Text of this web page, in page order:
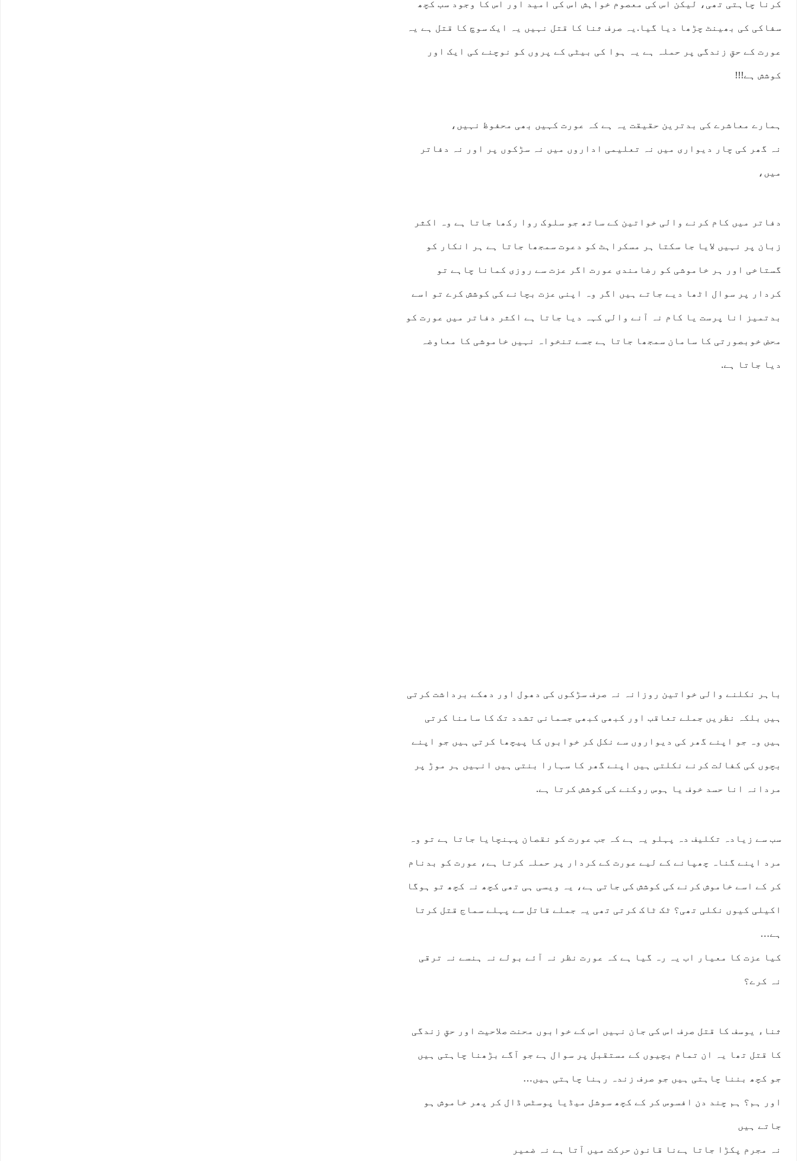
کرنا چاہتی تھی، لیکن اس کی معصوم خواہش اس کی امید اور اس کا وجود سب کچھ
سفاکی کی بھینٹ چڑھا دیا گیا.یہ صرف ثنا کا قتل نہیں یہ ایک سوچ کا قتل ہے یہ
عورت کے حقِ زندگی پر حملہ ہے یہ ہوا کی بیٹی کے پروں کو نوچنے کی ایک اور
کوشش ہے!!!
ہمارے معاشرے کی بدترین حقیقت یہ ہے کہ عورت کہیں بھی محفوظ نہیں،
نہ گھر کی چار دیواری میں نہ تعلیمی اداروں میں نہ سڑکوں پر اور نہ دفاتر
میں،
دفاتر میں کام کرنے والی خواتین کے ساتھ جو سلوک روا رکھا جاتا ہے وہ اکثر
زبان پر نہیں لایا جا سکتا ہر مسکراہٹ کو دعوت سمجھا جاتا ہے ہر انکار کو
گستاخی اور ہر خاموشی کو رضامندی عورت اگر عزت سے روزی کمانا چاہے تو
کردار پر سوال اٹھا دیے جاتے ہیں اگر وہ اپنی عزت بچانے کی کوشش کرے تو اسے
بدتمیز انا پرست یا کام نہ آنے والی کہہ دیا جاتا ہے اکثر دفاتر میں عورت کو
محض خوبصورتی کا سامان سمجھا جاتا ہے جسے تنخواہ نہیں خاموشی کا معاوضہ
دیا جاتا ہے.
باہر نکلنے والی خواتین روزانہ نہ صرف سڑکوں کی دھول اور دھکے برداشت کرتی
ہیں بلکہ نظریں جملے تعاقب اور کبھی کبھی جسمانی تشدد تک کا سامنا کرتی
ہیں وہ جو اپنے گھر کی دیواروں سے نکل کر خوابوں کا پیچھا کرتی ہیں جو اپنے
بچوں کی کفالت کرنے نکلتی ہیں اپنے گھر کا سہارا بنتی ہیں انہیں ہر موڑ پر
مردانہ انا حسد خوف یا ہوس روکنے کی کوشش کرتا ہے.
سب سے زیادہ تکلیف دہ پہلو یہ ہے کہ جب عورت کو نقصان پہنچایا جاتا ہے تو وہ
مرد اپنے گناہ چھپانے کے لیے عورت کے کردار پر حملہ کرتا ہے، عورت کو بدنام
کر کے اسے خاموش کرنے کی کوشش کی جاتی ہے، یہ ویسی ہی تھی کچھ نہ کچھ تو ہوگا
اکیلی کیوں نکلی تھی؟ ٹک ٹاک کرتی تھی یہ جملے قاتل سے پہلے سماج قتل کرتا
ہے…
کیا عزت کا معیار اب یہ رہ گیا ہے کہ عورت نظر نہ آئے بولے نہ ہنسے نہ ترقی
نہ کرے؟
ثناء یوسف کا قتل صرف اس کی جان نہیں اس کے خوابوں محنت صلاحیت اور حقِ زندگی
کا قتل تھا یہ ان تمام بچیوں کے مستقبل پر سوال ہے جو آگے بڑھنا چاہتی ہیں
جو کچھ بننا چاہتی ہیں جو صرف زندہ رہنا چاہتی ہیں…
اور ہم؟ ہم چند دن افسوس کر کے کچھ سوشل میڈیا پوسٹس ڈال کر پھر خاموش ہو
جاتے ہیں
نہ مجرم پکڑا جاتا ہےنا قانون حرکت میں آتا ہے نہ ضمیر